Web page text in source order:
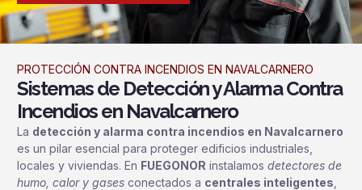
PROTECCIÓN CONTRA INCENDIOS EN NAVALCARNERO
Sistemas de Detección y Alarma Contra
Incendios en Navalcarnero
La detección y alarma contra incendios en Navalcarnero
es un pilar esencial para proteger edificios industriales,
locales y viviendas. En FUEGONOR instalamos detectores de
humo, calor y gases conectados a centrales inteligentes